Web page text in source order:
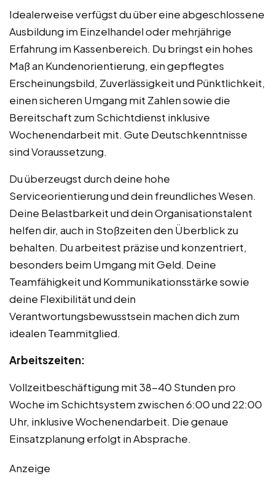
Idealerweise verfügst du über eine abgeschlossene
Ausbildung im Einzelhandel oder mehrjährige
Erfahrung im Kassenbereich. Du bringst ein hohes
Maß an Kundenorientierung, ein gepflegtes
Erscheinungsbild, Zuverlässigkeit und Pünktlichkeit,
einen sicheren Umgang mit Zahlen sowie die
Bereitschaft zum Schichtdienst inklusive
Wochenendarbeit mit. Gute Deutschkenntnisse
sind Voraussetzung.
Du überzeugst durch deine hohe
Serviceorientierung und dein freundliches Wesen.
Deine Belastbarkeit und dein Organisationstalent
helfen dir, auch in Stoßzeiten den Überblick zu
behalten. Du arbeitest präzise und konzentriert,
besonders beim Umgang mit Geld. Deine
Teamfähigkeit und Kommunikationsstärke sowie
deine Flexibilität und dein
Verantwortungsbewusstsein machen dich zum
idealen Teammitglied.
Arbeitszeiten:
Vollzeitbeschäftigung mit 38-40 Stunden pro
Woche im Schichtsystem zwischen 6:00 und 22:00
Uhr, inklusive Wochenendarbeit. Die genaue
Einsatzplanung erfolgt in Absprache.
Anzeige